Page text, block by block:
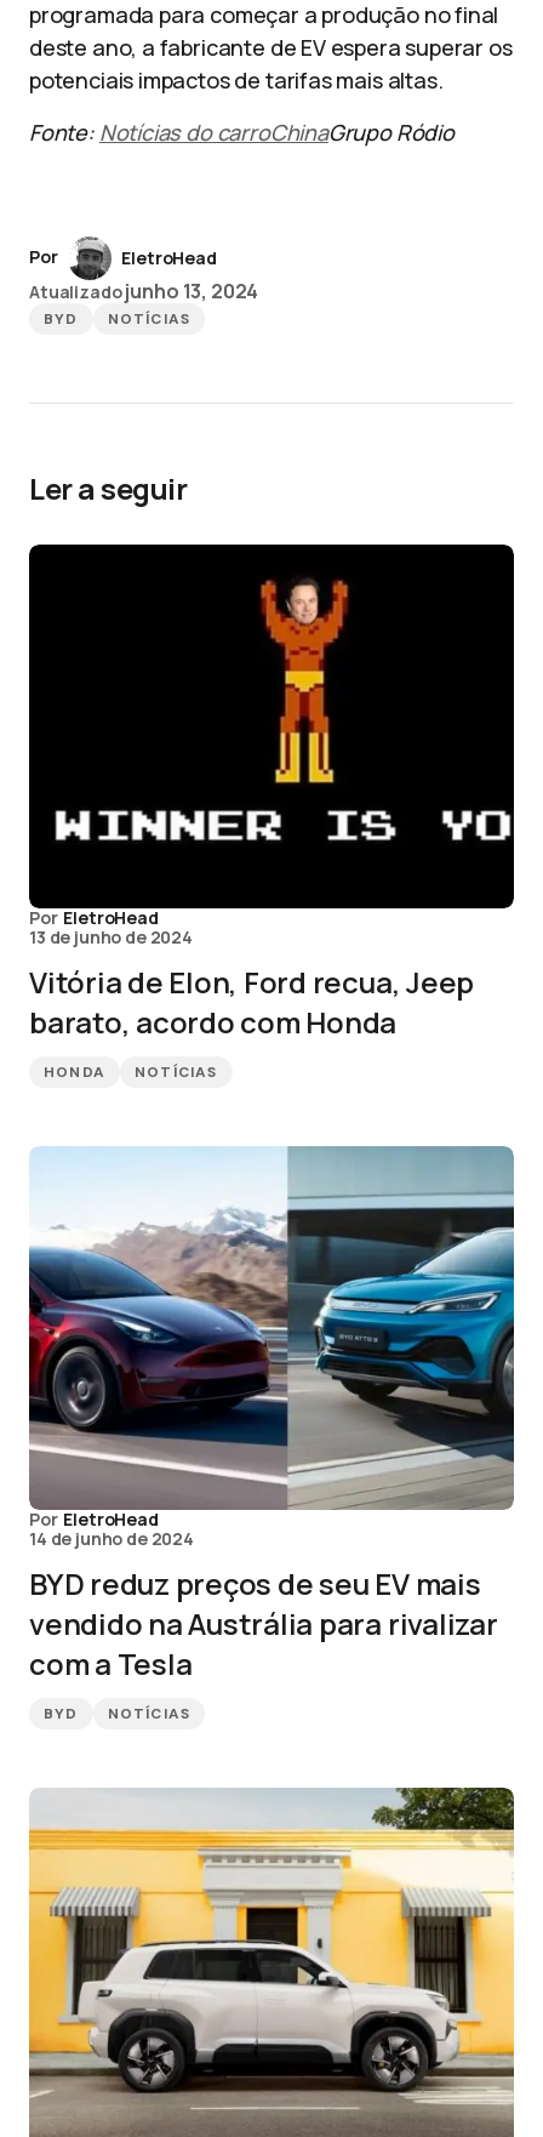
programada para começar a produção no final
deste ano, a fabricante de EV espera superar os
potenciais impactos de tarifas mais altas.
Fonte: Notícias do carroChinaGrupo Ródio
Por
EletroHead
Atualizadojunho 13, 2024
BYD NOTÍCIAS
Ler a seguir
Por EletroHead
13 de junho de 2024
Vitória de Elon, Ford recua, Jeep
barato, acordo com Honda
HONDA NOTÍCIAS
Por EletroHead
14 de junho de 2024
BYD reduz preços de seu EV mais
vendido na Austrália para rivalizar
com a Tesla
BYD NOTÍCIAS